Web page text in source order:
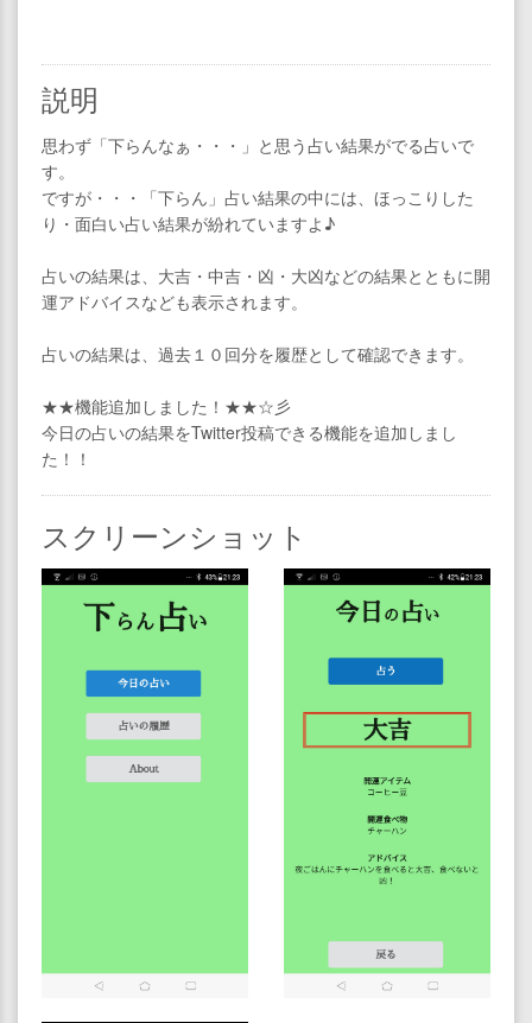
説明
思わず「下らんなぁ・・・」と思う占い結果がでる占いで
す。
ですが・・・「下らん」占い結果の中には、ほっこりした
り・面白い占い結果が紛れていますよ♪
占いの結果は、大吉・中吉・凶・大凶などの結果とともに開
運アドバイスなども表示されます。
占いの結果は、過去１０回分を履歴として確認できます。
★★機能追加しました！★★☆彡
今日の占いの結果をTwitter投稿できる機能を追加しまし
た！！
スクリーンショット